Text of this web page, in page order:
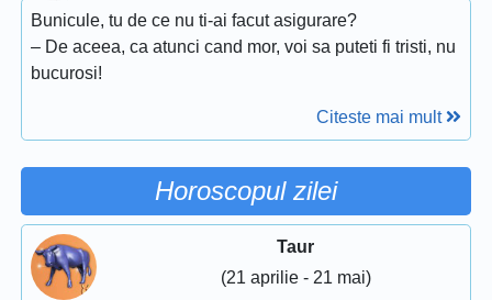
Bunicule, tu de ce nu ti-ai facut asigurare?
– De aceea, ca atunci cand mor, voi sa puteti fi tristi, nu
bucurosi!
Citeste mai mult
Horoscopul zilei
Taur
(21 aprilie - 21 mai)